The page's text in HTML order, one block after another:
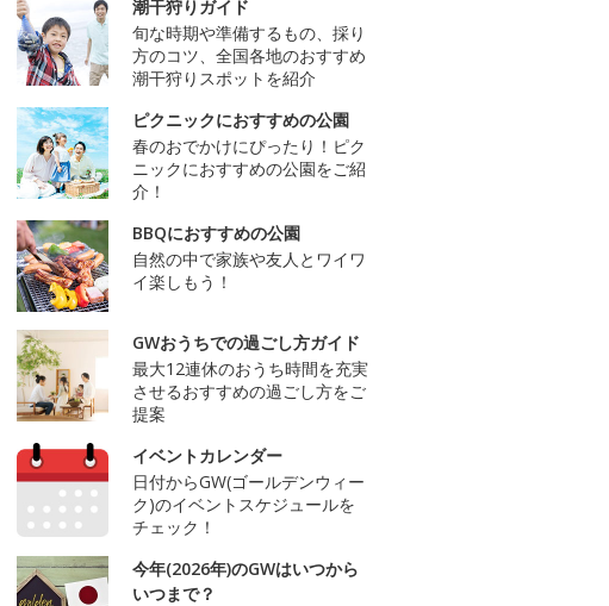
潮干狩りガイド
旬な時期や準備するもの、採り
方のコツ、全国各地のおすすめ
潮干狩りスポットを紹介
ピクニックにおすすめの公園
春のおでかけにぴったり！ピク
ニックにおすすめの公園をご紹
介！
BBQにおすすめの公園
自然の中で家族や友人とワイワ
イ楽しもう！
GWおうちでの過ごし方ガイド
最大12連休のおうち時間を充実
させるおすすめの過ごし方をご
提案
イベントカレンダー
日付からGW(ゴールデンウィー
ク)のイベントスケジュールを
チェック！
今年(2026年)のGWはいつから
いつまで？